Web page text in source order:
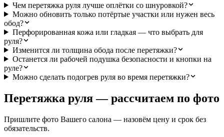
Чем перетяжка руля лучше оплётки со шнуровкой?
Можно обновить только потёртые участки или нужен весь
обод?
Перфорированная кожа или гладкая — что выбрать для
руля?
Изменится ли толщина обода после перетяжки?
Останется ли рабочей подушка безопасности и кнопки на
руле?
Можно сделать подогрев руля во время перетяжки?
Перетяжка руля — рассчитаем по фото
Пришлите фото Вашего салона — назовём цену и срок без
обязательств.